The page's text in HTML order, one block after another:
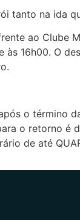
tanto na ida
ao Clube
às 16h00. O
o término
o retorno é
de até